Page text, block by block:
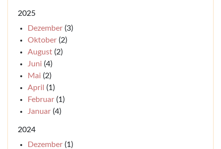
2025
Dezember (3)
Oktober (2)
August (2)
Juni (4)
Mai (2)
April (1)
Februar (1)
Januar (4)
2024
Dezember (1)